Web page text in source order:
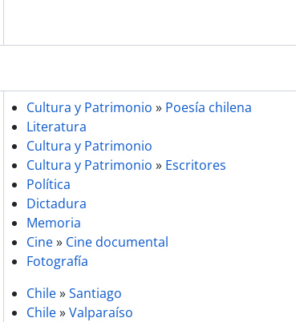
Cultura y Patrimonio » Poesía chilena
Literatura
Cultura y Patrimonio
Cultura y Patrimonio » Escritores
Política
Dictadura
Memoria
Cine» Cine documental
Fotografía
Chile»Santiago
Chile»Valparaíso